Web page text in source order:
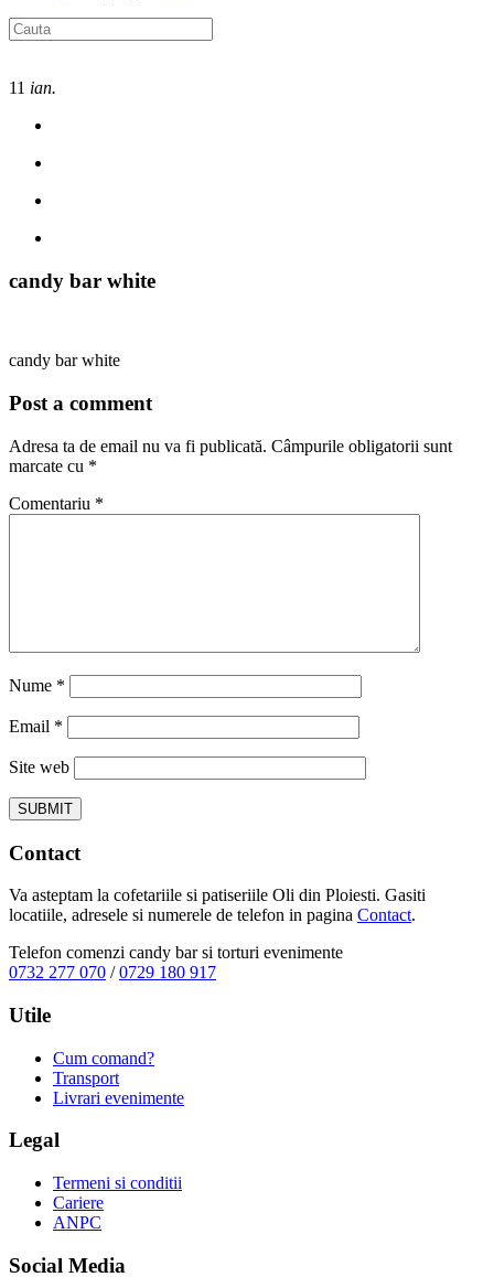
11 ian.
candy bar white
candy bar white
Post a comment
Adresa ta de email nu va fi publicată. Câmpurile obligatorii sunt
marcate cu *
Comentariu *
Nume *
Email *
Site web
Contact
Va asteptam la cofetariile si patiseriile Oli din Ploiesti. Gasiti
locatiile, adresele si numerele de telefon in pagina Contact.
Telefon comenzi candy bar si torturi evenimente
0732 277 070 /0729 180 917
Utile
Cum comand?
Transport
Livrari evenimente
Legal
Termeni si conditii
Cariere
ANPC
Social Media